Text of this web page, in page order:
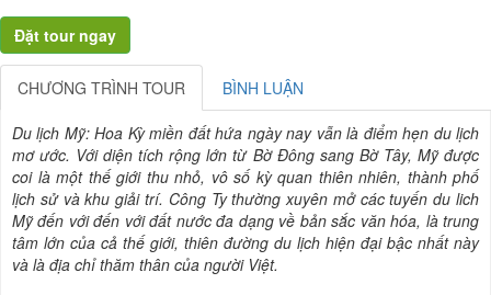
CHƯƠNG TRÌNH TOUR BÌNH LUẬN
Du lịch Mỹ: Hoa Kỳ miền đất hứa ngày nay vẫn là điểm hẹn du lịch
mơ ước. Với diện tích rộng lớn từ Bờ Đông sang Bờ Tây, Mỹ được
coi là một thế giới thu nhỏ, vô số kỳ quan thiên nhiên, thành phố
lịch sử và khu giải trí. Công Ty thường xuyên mở các tuyến du lich
Mỹ đến với đến với đất nước đa dạng về bản sắc văn hóa, là trung
tâm lớn của cả thế giới, thiên đường du lịch hiện đại bậc nhất này
và là địa chỉ thăm thân của người Việt.